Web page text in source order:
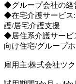
◆グループ会社の経
◆在宅介護サービス
護/居宅介護支援
◆居住系介護サービ
向け住宅/グループ
雇用主:株式会社ツク